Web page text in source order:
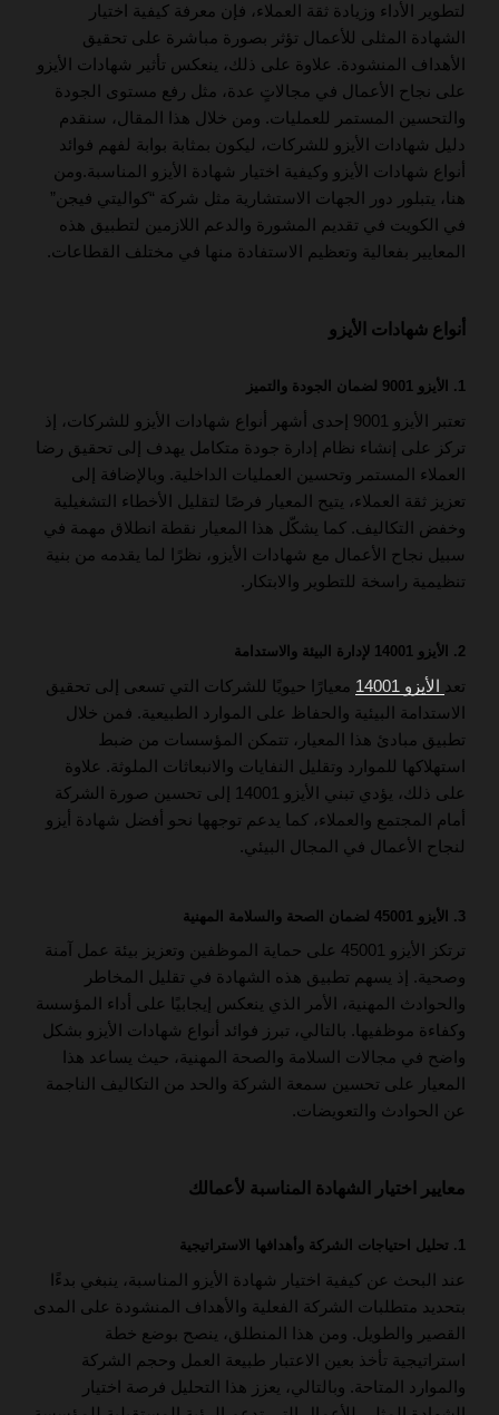
لتطوير الأداء وزيادة ثقة العملاء، فإن معرفة كيفية اختيار
الشهادة المثلى للأعمال تؤثر بصورة مباشرة على تحقيق
الأهداف المنشودة. علاوة على ذلك، ينعكس تأثير شهادات الأيزو
على نجاح الأعمال في مجالاتٍ عدة، مثل رفع مستوى الجودة
والتحسين المستمر للعمليات. ومن خلال هذا المقال، سنقدم
دليل شهادات الأيزو للشركات، ليكون بمثابة بوابة لفهم فوائد
أنواع شهادات الأيزو وكيفية اختيار شهادة الأيزو المناسبة.ومن
هنا، يتبلور دور الجهات الاستشارية مثل شركة “كواليتي فيجن”
في الكويت في تقديم المشورة والدعم اللازمين لتطبيق هذه
المعايير بفعالية وتعظيم الاستفادة منها في مختلف القطاعات.
أنواع شهادات الأيزو
1. الأيزو 9001 لضمان الجودة والتميز
تعتبر الأيزو 9001 إحدى أشهر أنواع شهادات الأيزو للشركات، إذ
تركز على إنشاء نظام إدارة جودة متكامل يهدف إلى تحقيق رضا
العملاء المستمر وتحسين العمليات الداخلية. وبالإضافة إلى
تعزيز ثقة العملاء، يتيح المعيار فرصًا لتقليل الأخطاء التشغيلية
وخفض التكاليف. كما يشكّل هذا المعيار نقطة انطلاق مهمة في
سبيل نجاح الأعمال مع شهادات الأيزو، نظرًا لما يقدمه من بنية
تنظيمية راسخة للتطوير والابتكار.
2. الأيزو 14001 لإدارة البيئة والاستدامة
تعد الأيزو 14001
معيارًا حيويًا للشركات التي تسعى إلى تحقيق
الاستدامة البيئية والحفاظ على الموارد الطبيعية. فمن خلال
تطبيق مبادئ هذا المعيار، تتمكن المؤسسات من ضبط
استهلاكها للموارد وتقليل النفايات والانبعاثات الملوثة. علاوة
على ذلك، يؤدي تبني الأيزو 14001 إلى تحسين صورة الشركة
أمام المجتمع والعملاء، كما يدعم توجهها نحو أفضل شهادة أيزو
لنجاح الأعمال في المجال البيئي.
3. الأيزو 45001 لضمان الصحة والسلامة المهنية
ترتكز الأيزو 45001 على حماية الموظفين وتعزيز بيئة عمل آمنة
وصحية. إذ يسهم تطبيق هذه الشهادة في تقليل المخاطر
والحوادث المهنية، الأمر الذي ينعكس إيجابيًا على أداء المؤسسة
وكفاءة موظفيها. بالتالي، تبرز فوائد أنواع شهادات الأيزو بشكل
واضح في مجالات السلامة والصحة المهنية، حيث يساعد هذا
المعيار على تحسين سمعة الشركة والحد من التكاليف الناجمة
عن الحوادث والتعويضات.
معايير اختيار الشهادة المناسبة لأعمالك
1. تحليل احتياجات الشركة وأهدافها الاستراتيجية
عند البحث عن كيفية اختيار شهادة الأيزو المناسبة، ينبغي بدءًا
بتحديد متطلبات الشركة الفعلية والأهداف المنشودة على المدى
القصير والطويل. ومن هذا المنطلق، ينصح بوضع خطة
استراتيجية تأخذ بعين الاعتبار طبيعة العمل وحجم الشركة
والموارد المتاحة. وبالتالي، يعزز هذا التحليل فرصة اختيار